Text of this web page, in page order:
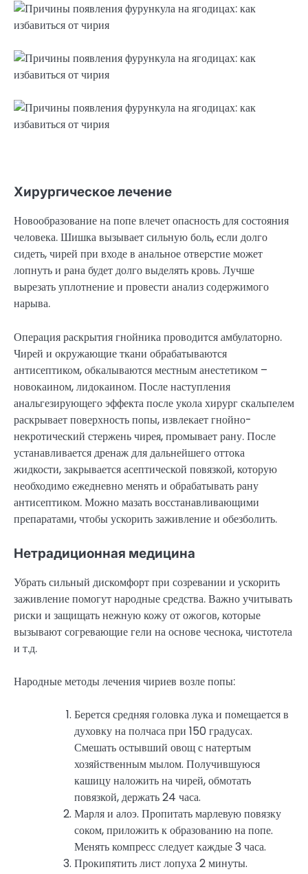
Хирургическое лечение
Новообразование на попе влечет опасность для состояния
человека. Шишка вызывает сильную боль, если долго
сидеть, чирей при входе в анальное отверстие может
лопнуть и рана будет долго выделять кровь. Лучше
вырезать уплотнение и провести анализ содержимого
нарыва.
Операция раскрытия гнойника проводится амбулаторно.
Чирей и окружающие ткани обрабатываются
антисептиком, обкалываются местным анестетиком –
новокаином, лидокаином. После наступления
анальгезирующего эффекта после укола хирург скальпелем
раскрывает поверхность попы, извлекает гнойно-
некротический стержень чирея, промывает рану. После
устанавливается дренаж для дальнейшего оттока
жидкости, закрывается асептической повязкой, которую
необходимо ежедневно менять и обрабатывать рану
антисептиком. Можно мазать восстанавливающими
препаратами, чтобы ускорить заживление и обезболить.
Нетрадиционная медицина
Убрать сильный дискомфорт при созревании и ускорить
заживление помогут народные средства. Важно учитывать
риски и защищать нежную кожу от ожогов, которые
вызывают согревающие гели на основе чеснока, чистотела
и т.д.
Народные методы лечения чириев возле попы:
Берется средняя головка лука и помещается в
духовку на полчаса при 150 градусах.
Смешать остывший овощ с натертым
хозяйственным мылом. Получившуюся
кашицу наложить на чирей, обмотать
повязкой, держать 24 часа.
Марля и алоэ. Пропитать марлевую повязку
соком, приложить к образованию на попе.
Менять компресс следует каждые 3 часа.
Прокипятить лист лопуха 2 минуты.